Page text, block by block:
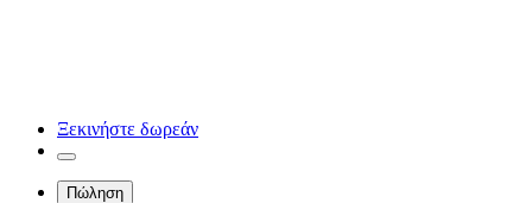
Ξεκινήστε δωρεάν
Πώληση